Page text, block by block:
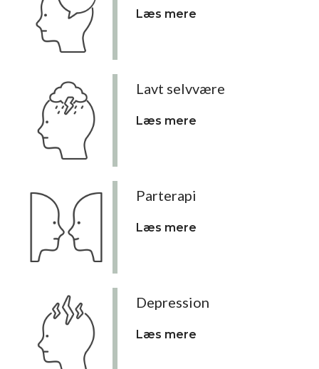
Læs mere
Lavt selvvære
Læs mere
Parterapi
Læs mere
Depression
Læs mere